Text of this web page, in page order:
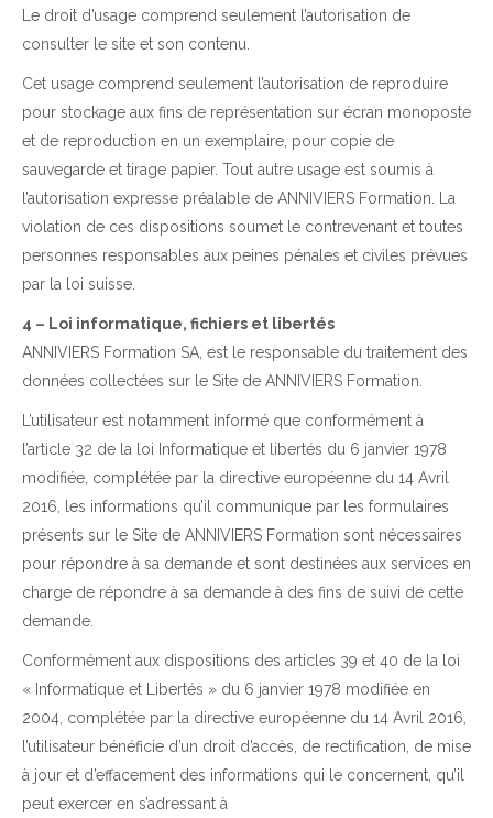
Le droit d’usage comprend seulement l’autorisation de
consulter le site et son contenu.
Cet usage comprend seulement l’autorisation de reproduire
pour stockage aux fins de représentation sur écran monoposte
et de reproduction en un exemplaire, pour copie de
sauvegarde et tirage papier. Tout autre usage est soumis à
l’autorisation expresse préalable de ANNIVIERS Formation. La
violation de ces dispositions soumet le contrevenant et toutes
personnes responsables aux peines pénales et civiles prévues
par la loi suisse.
4 – Loi informatique, fichiers et libertés
​ANNIVIERS Formation SA, est le responsable du traitement des
données collectées sur le Site de ANNIVIERS Formation.
L’utilisateur est notamment informé que conformément à
l’article 32 de la loi Informatique et libertés du 6 janvier 1978
modifiée, complétée par la directive européenne du 14 Avril
2016, les informations qu’il communique par les formulaires
présents sur le Site de ANNIVIERS Formation sont nécessaires
pour répondre à sa demande et sont destinées aux services en
charge de répondre à sa demande à des fins de suivi de cette
demande.
Conformément aux dispositions des articles 39 et 40 de la loi
« Informatique et Libertés » du 6 janvier 1978 modifiée en
2004, complétée par la directive européenne du 14 Avril 2016,
l’utilisateur bénéficie d’un droit d’accès, de rectification, de mise
à jour et d’effacement des informations qui le concernent, qu’il
peut exercer en s’adressant à